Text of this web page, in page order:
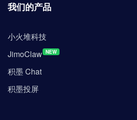
我们的产品
小火堆科技
JimoClaw NEW
积墨 Chat
积墨投屏